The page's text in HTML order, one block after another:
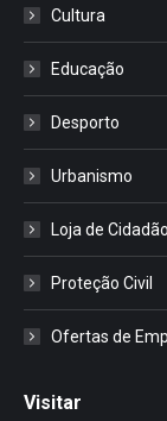
Cultura
Educação
Desporto
Urbanismo
Loja de
Proteção Civil
Ofertas de
Visitar